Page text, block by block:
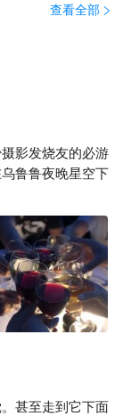
查看全部 
影发烧友的必游
鲁鲁夜晚星空下
甚至走到它下面